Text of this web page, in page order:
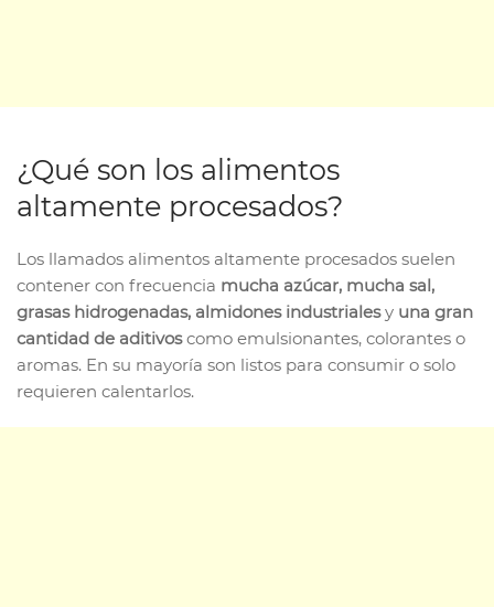
¿Qué son los alimentos
altamente procesados?
Los llamados alimentos altamente procesados suelen
contener con frecuencia mucha azúcar, mucha sal,
grasas hidrogenadas, almidones industrialesy una gran
cantidad de aditivoscomo emulsionantes, colorantes o
aromas. En su mayoría son listos para consumir o solo
requieren calentarlos.